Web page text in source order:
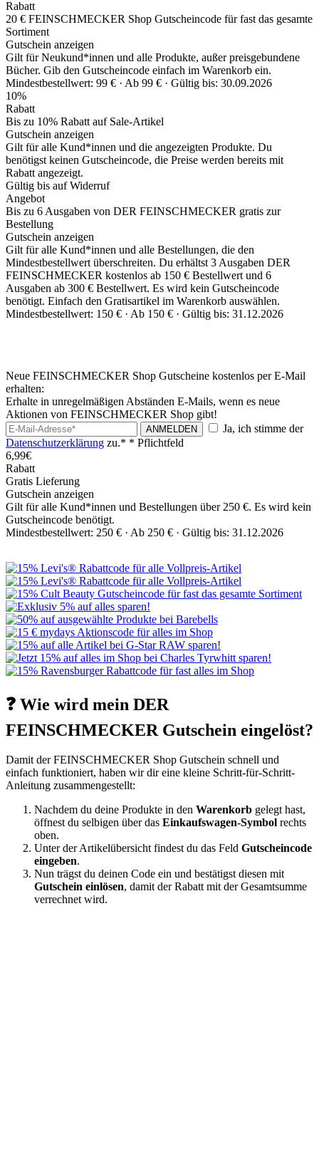
Rabatt
20 € FEINSCHMECKER Shop Gutscheincode für fast das gesamte
Sortiment
Gutschein anzeigen
Gilt für Neukund*innen und alle Produkte, außer preisgebundene
Bücher. Gib den Gutscheincode einfach im Warenkorb ein.
Mindestbestellwert: 99 € · Ab 99 € · Gültig bis: 30.09.2026
10%
Rabatt
Bis zu 10% Rabatt auf Sale-Artikel
Gutschein anzeigen
Gilt für alle Kund*innen und die angezeigten Produkte. Du
benötigst keinen Gutscheincode, die Preise werden bereits mit
Rabatt angezeigt.
Gültig bis auf Widerruf
Angebot
Bis zu 6 Ausgaben von DER FEINSCHMECKER gratis zur
Bestellung
Gutschein anzeigen
Gilt für alle Kund*innen und alle Bestellungen, die den
Mindestbestellwert überschreiten. Du erhältst 3 Ausgaben DER
FEINSCHMECKER kostenlos ab 150 € Bestellwert und 6
Ausgaben ab 300 € Bestellwert. Es wird kein Gutscheincode
benötigt. Einfach den Gratisartikel im Warenkorb auswählen.
Mindestbestellwert: 150 € · Ab 150 € · Gültig bis: 31.12.2026
Neue FEINSCHMECKER Shop Gutscheine kostenlos per E-Mail
erhalten:
Erhalte in unregelmäßigen Abständen E-Mails, wenn es neue
Aktionen von FEINSCHMECKER Shop gibt!
ANMELDEN
Ja, ich stimme der
Datenschutzerklärung zu.* * Pflichtfeld
6,99€
Rabatt
Gratis Lieferung
Gutschein anzeigen
Gilt für alle Kund*innen und Bestellungen über 250 €. Es wird kein
Gutscheincode benötigt.
Mindestbestellwert: 250 € · Ab 250 € · Gültig bis: 31.12.2026
❓ Wie wird mein DER
FEINSCHMECKER Gutschein eingelöst?
Damit der FEINSCHMECKER Shop Gutschein schnell und
einfach funktioniert, haben wir dir eine kleine Schritt-für-Schritt-
Anleitung zusammengestellt:
Nachdem du deine Produkte in den Warenkorb gelegt hast,
öffnest du selbigen über das Einkaufswagen-Symbol rechts
oben.
Unter der Artikelübersicht findest du das Feld Gutscheincode
eingeben.
Nun trägst du deinen Code ein und bestätigst diesen mit
Gutschein einlösen, damit der Rabatt mit der Gesamtsumme
verrechnet wird.